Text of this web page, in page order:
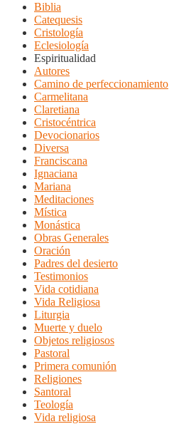
Biblia
Catequesis
Cristología
Eclesiología
Espiritualidad
Autores
Camino de perfeccionamiento
Carmelitana
Claretiana
Cristocéntrica
Devocionarios
Diversa
Franciscana
Ignaciana
Mariana
Meditaciones
Mística
Monástica
Obras Generales
Oración
Padres del desierto
Testimonios
Vida cotidiana
Vida Religiosa
Liturgia
Muerte y duelo
Objetos religiosos
Pastoral
Primera comunión
Religiones
Santoral
Teología
Vida religiosa